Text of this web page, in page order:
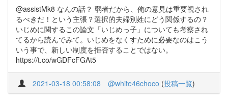
@assistMk8 なんの話？ 弱者だから、俺の意見は重要視され
るべきだ！という主張？選択的夫婦別姓にどう関係するの？
いじめに関するこの論文「いじめっ子」についても考察され
てるから読んでみて。いじめをなくすために必要なのはこう
いう事で、新しい制度を拒否することではない。
https://t.co/wGDFcFGAt5
2021-03-18 00:58:08 @white46choco (投稿一覧)